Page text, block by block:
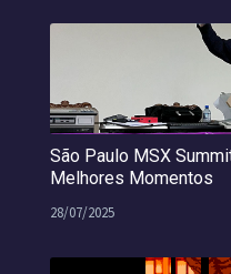
São Paulo MSX
Melhores Momentos
28/07/2025